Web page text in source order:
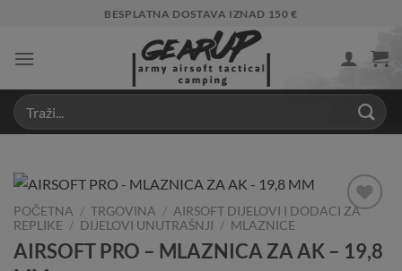
content
BESPLATNA DOSTAVA IZNAD 150 €
Wishlist
POČETNA / TRGOVINA / AIRSOFT DIJELOVI I DODACI ZA
REPLIKE / DIJELOVI UNUTRAŠNJI / MLAZNICE
AIRSOFT PRO – MLAZNICA ZA AK – 19,8